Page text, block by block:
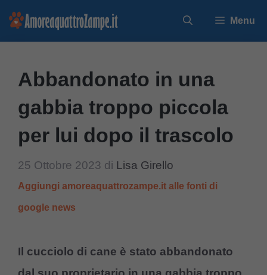
Vai
Menu
Abbandonato in una
gabbia troppo piccola
per lui dopo il trascolo
25 Ottobre 2023 di Lisa Girello
Aggiungi amoreaquattrozampe.it alle fonti di
google news
Il cucciolo di cane è stato abbandonato